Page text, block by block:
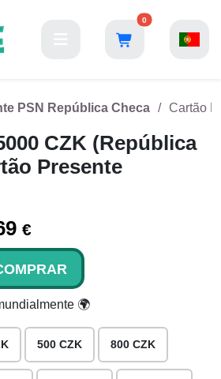
0
PSN República Checa Cartão
CZK (República
Presente
€
🌍
500 CZK 800 CZK